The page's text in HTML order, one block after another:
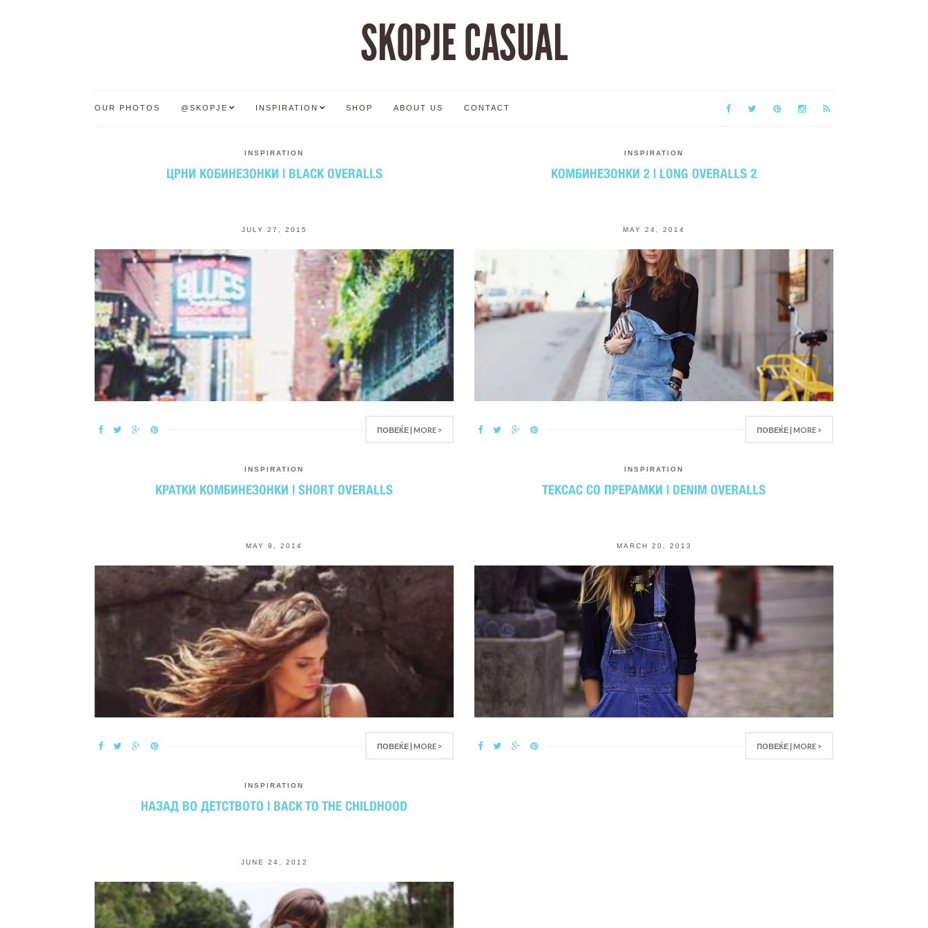
SKOPJE CASUAL
OUR PHOTOS @SKOPJE INSPIRATION SHOP ABOUT US CONTACT
INSPIRATION
ЦРНИ КОБИНЕЗОНКИ | BLACK OVERALLS
JULY 27, 2015
ПОВЕЌЕ | MORE >
INSPIRATION
КОМБИНЕЗОНКИ 2 | LONG OVERALLS 2
MAY 24, 2014
ПОВЕЌЕ | MORE >
INSPIRATION
КРАТКИ КОМБИНЕЗОНКИ | SHORT OVERALLS
MAY 9, 2014
ПОВЕЌЕ | MORE >
INSPIRATION
ТЕКСАС СО ПРЕРАМКИ | DENIM OVERALLS
MARCH 20, 2013
ПОВЕЌЕ | MORE >
INSPIRATION
НАЗАД ВО ДЕТСТВОТО | BACK TO THE CHILDHOOD
JUNE 24, 2012